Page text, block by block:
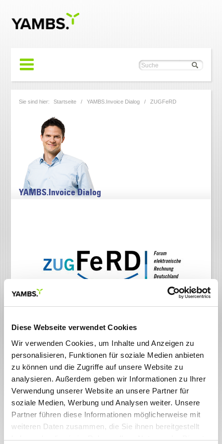
Diese Webseite verwendet Cookies
Wir verwenden Cookies, um Inhalte und Anzeigen zu
personalisieren, Funktionen für soziale Medien anbieten
zu können und die Zugriffe auf unsere Website zu
analysieren. Außerdem geben wir Informationen zu Ihrer
Verwendung unserer Website an unsere Partner für
soziale Medien, Werbung und Analysen weiter. Unsere
Partner führen diese Informationen möglicherweise mit
weiteren Daten zusammen, die Sie ihnen bereitgestellt
haben oder die sie im Rahmen Ihrer Nutzung der Dienste
Sie sind hier: Startseite /YAMBS.Invoice Dialog / ZUGFeRD
YAMBS.Invoice Dialog
Rechnungen im ZUGFeRD-Format verarbeiten -
Den elektronischen Rechnungen gehört die Zukunft - und PDF-
Rechnungen zu verarbeiten liegt im Trend. In diesem
Zusammenhang wurde die Organisation FeRD, eine nationale
Plattform von Verbänden, Ministerien und Unternehmen zur
Förderung der elektronischen Rechnung in Deutschland
gegründet. Hieraus entstanden ist das neuartige Format
ZUGFeRD (Zentraler User Guide des Forums elektronische
Rechnung Deutschland), welches den Austausch strukturierter
Daten zwischen Rechnungssteller und -empfänger ermöglicht.
ZUGFeRD-konforme Rechnungen sollen einen schnellen,
komfortablen und einfachen Transfer von elektronischen